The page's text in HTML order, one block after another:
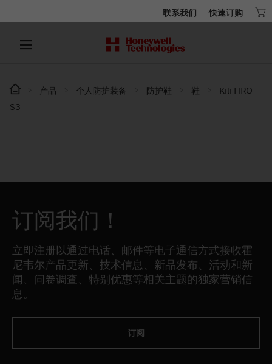
联系我们 快速订购
产品 个人防护装备 防护鞋 鞋
Kili HRO
S3
订阅我们！
立即注册以通过电话、邮件等电子通信方式接收霍
尼韦尔产品更新、技术信息、新品发布、活动和新
闻、问卷调查、特别优惠等相关主题的独家营销信
息。
订阅